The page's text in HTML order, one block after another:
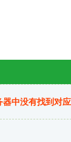
器中没有找到对